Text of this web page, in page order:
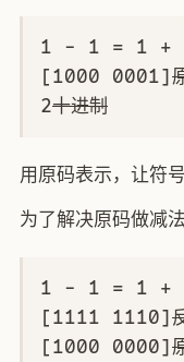
1 - 1 = 1 +
[1000 0001]
2十进制
用原码表示，让符
为了解决原码做减
1 - 1 = 1 +
[1111 1110]
[1000 0000]